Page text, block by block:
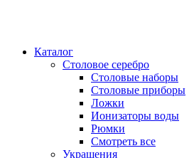
Каталог
Столовое серебро
Столовые наборы
Столовые приборы
Ложки
Ионизаторы воды
Рюмки
Смотреть все
Украшения